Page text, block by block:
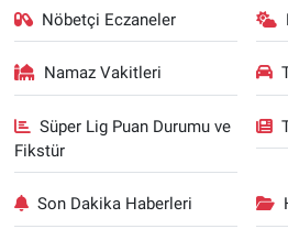
Nöbetçi Eczaneler
Namaz Vakitleri
Süper Lig Puan Durumu ve
Fikstür
Son Dakika Haberleri